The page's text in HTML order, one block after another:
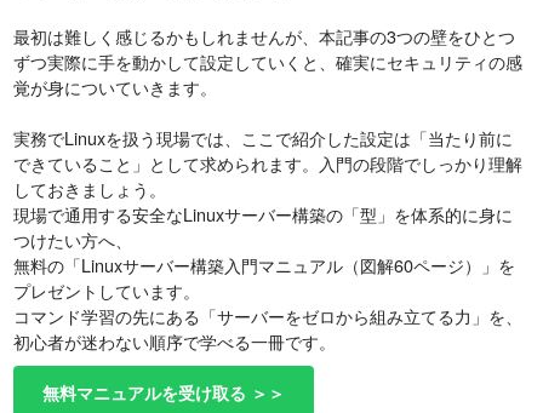
最初は難しく感じるかもしれませんが、本記事の3つの壁をひとつ
ずつ実際に手を動かして設定していくと、確実にセキュリティの感
覚が身についていきます。
実務でLinuxを扱う現場では、ここで紹介した設定は「当たり前に
できていること」として求められます。入門の段階でしっかり理解
しておきましょう。
現場で通用する安全なLinuxサーバー構築の「型」を体系的に身に
つけたい方へ、
無料の「Linuxサーバー構築入門マニュアル（図解60ページ）」を
プレゼントしています。
コマンド学習の先にある「サーバーをゼロから組み立てる力」を、
初心者が迷わない順序で学べる一冊です。
無料マニュアルを受け取る ＞＞